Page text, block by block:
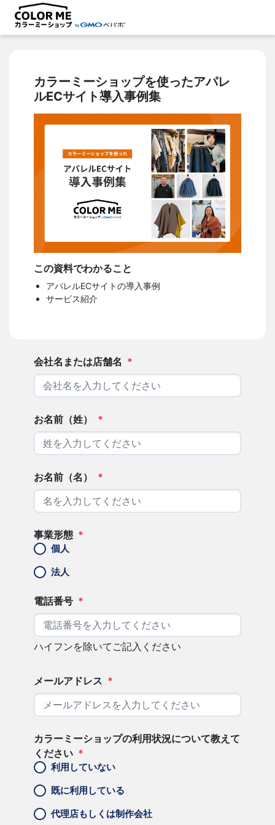
カラーミーショップを使ったアパレ
ルECサイト導入事例集
この資料でわかること
アパレルECサイトの導入事例
サービス紹介
会社名または店舗名 *
お名前（姓） *
お名前（名） *
事業形態 *
個人
法人
電話番号 *
ハイフンを除いてご記入ください
メールアドレス *
カラーミーショップの利用状況について教えて
ください *
利用していない
既に利用している
代理店もしくは制作会社